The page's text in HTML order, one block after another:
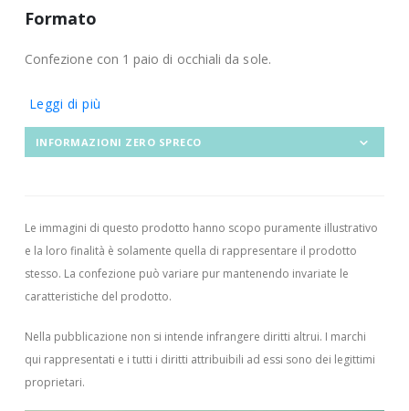
Formato
Confezione con 1 paio di occhiali da sole.
Leggi di più
INFORMAZIONI ZERO SPRECO
Le immagini di questo prodotto hanno scopo puramente illustrativo
e la loro finalità è solamente quella di rappresentare il prodotto
stesso. La confezione può variare pur mantenendo invariate le
caratteristiche del prodotto.
Nella pubblicazione non si intende infrangere diritti altrui. I marchi
qui rappresentati e i tutti i diritti attribuibili ad essi sono dei legittimi
proprietari.